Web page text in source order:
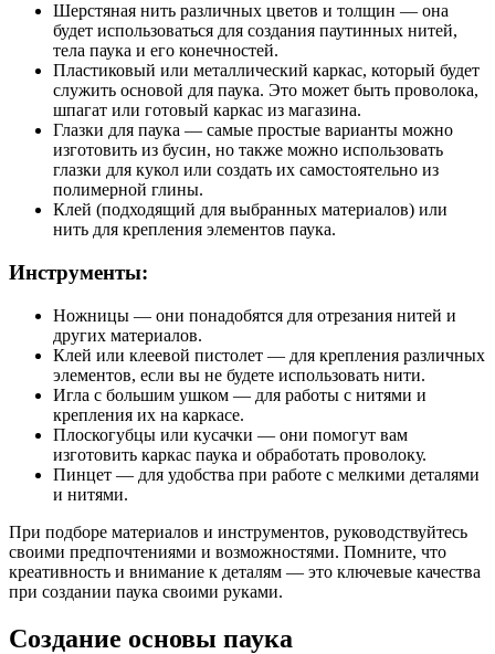
Шерстяная нить различных цветов и толщин — она
будет использоваться для создания паутинных нитей,
тела паука и его конечностей.
Пластиковый или металлический каркас, который будет
служить основой для паука. Это может быть проволока,
шпагат или готовый каркас из магазина.
Глазки для паука — самые простые варианты можно
изготовить из бусин, но также можно использовать
глазки для кукол или создать их самостоятельно из
полимерной глины.
Клей (подходящий для выбранных материалов) или
нить для крепления элементов паука.
Инструменты:
Ножницы — они понадобятся для отрезания нитей и
других материалов.
Клей или клеевой пистолет — для крепления различных
элементов, если вы не будете использовать нити.
Игла с большим ушком — для работы с нитями и
крепления их на каркасе.
Плоскогубцы или кусачки — они помогут вам
изготовить каркас паука и обработать проволоку.
Пинцет — для удобства при работе с мелкими деталями
и нитями.
При подборе материалов и инструментов, руководствуйтесь
своими предпочтениями и возможностями. Помните, что
креативность и внимание к деталям — это ключевые качества
при создании паука своими руками.
Создание основы паука